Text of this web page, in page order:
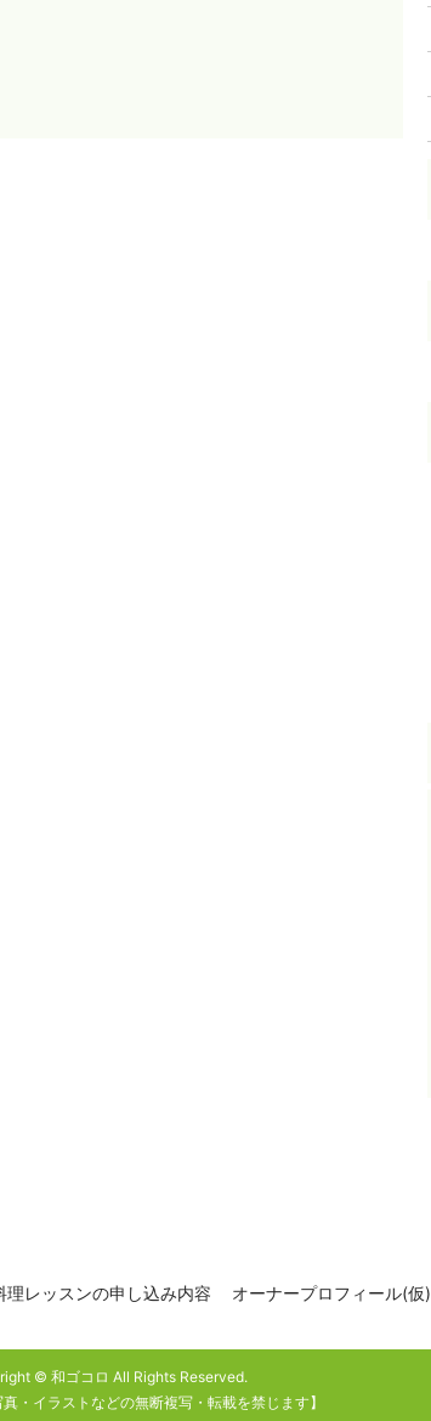
理レッスンの申し込み内容 オーナープロフィール(仮)
© 和ゴコロ All Rights Reserved.
真・イラストなどの無断複写・転載を禁じます】